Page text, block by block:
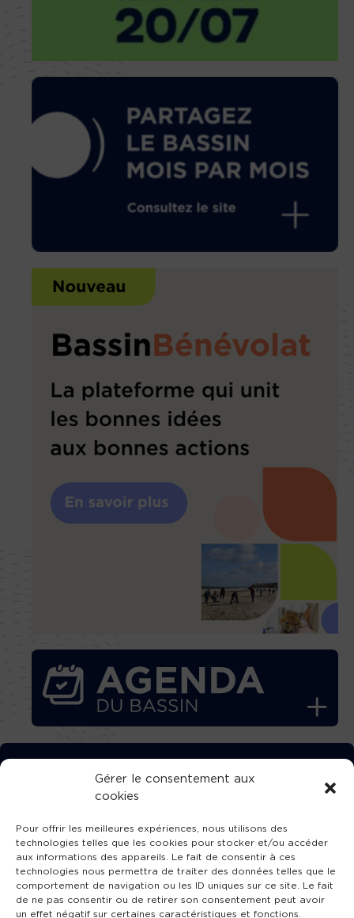
Gérer le consentement aux
cookies
Pour offrir les meilleures expériences, nous utilisons des
technologies telles que les cookies pour stocker et/ou accéder
aux informations des appareils. Le fait de consentir à ces
technologies nous permettra de traiter des données telles que le
comportement de navigation ou les ID uniques sur ce site. Le fait
de ne pas consentir ou de retirer son consentement peut avoir
un effet négatif sur certaines caractéristiques et fonctions.
TÉLÉCHARGEZ GRATUITEMENT
L’APPLICATION TVBA !
SUIVEZ-NOUS !